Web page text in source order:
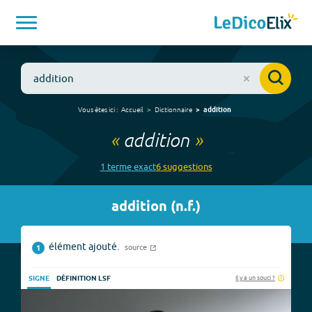
Vous êtes ici : Accueil Dictionnaire addition
« addition»
1 termeexact6suggestions
addition (n.f.)
1 élément ajouté. source
SIGNE DÉFINITION LSF Il y a un souci ?